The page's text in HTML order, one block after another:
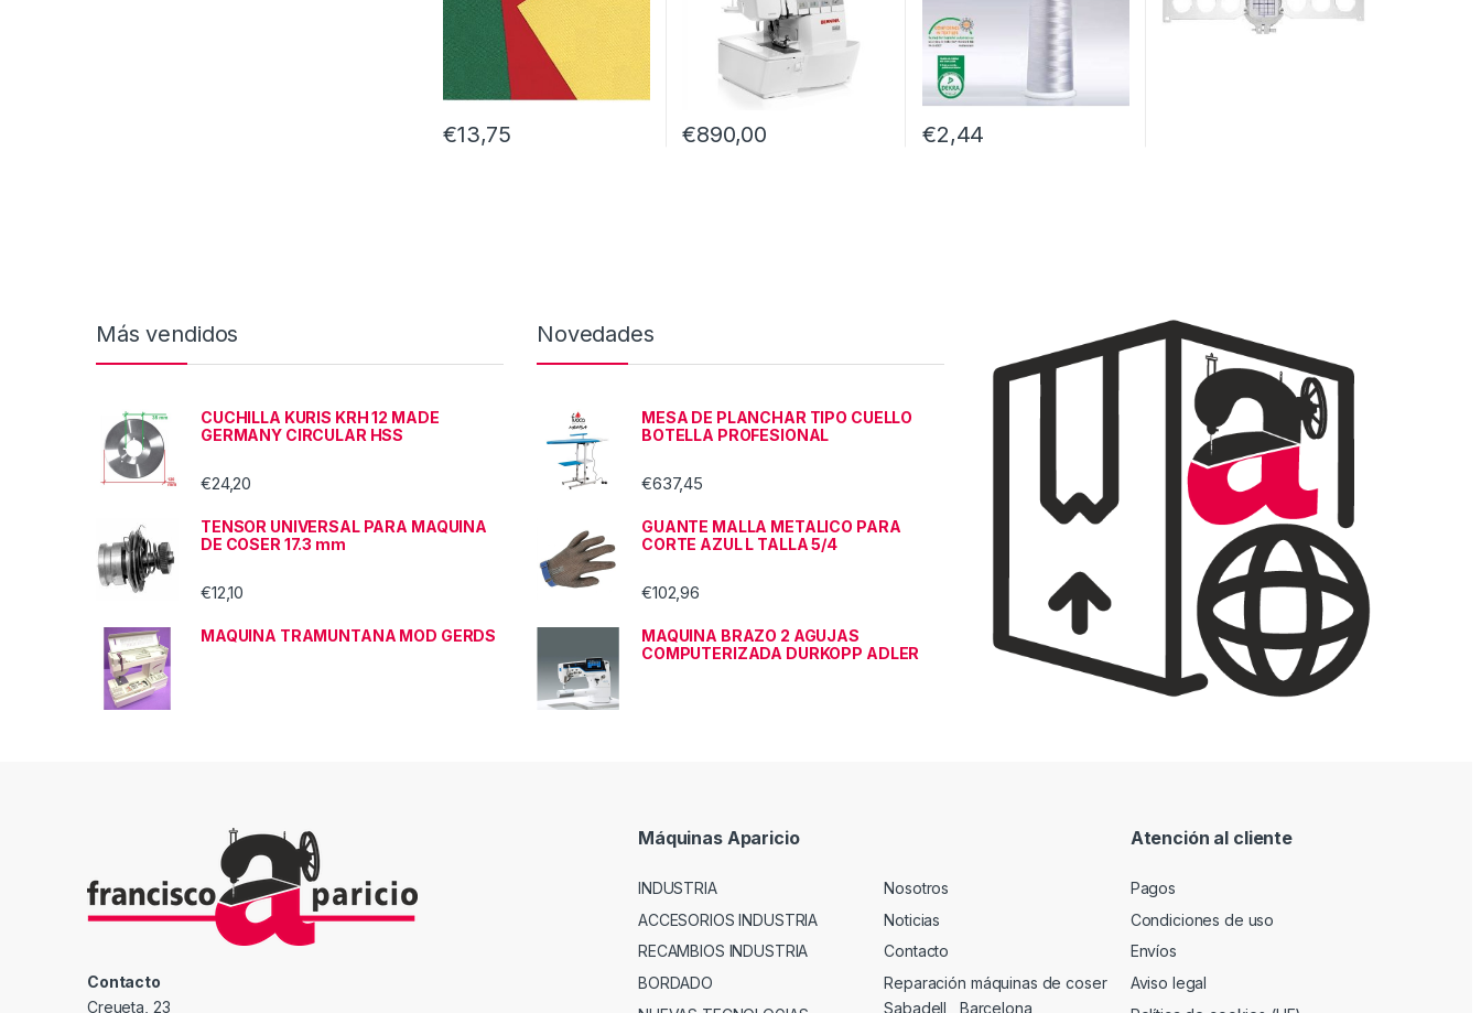
€13,75 €890,00 €2,44
Más vendidos
CUCHILLA KURIS KRH 12 MADE
GERMANY CIRCULAR HSS
€24,20
TENSOR UNIVERSAL PARA MAQUINA
DE COSER 17.3 mm
€12,10
MAQUINA TRAMUNTANA MOD GERDS
Novedades
MESA DE PLANCHAR TIPO CUELLO
BOTELLA PROFESIONAL
€637,45
GUANTE MALLA METALICO PARA
CORTE AZUL L TALLA 5/4
€102,96
MAQUINA BRAZO 2 AGUJAS
COMPUTERIZADA DURKOPP ADLER
Contacto
Creueta, 23
Máquinas Aparicio
INDUSTRIA
ACCESORIOS INDUSTRIA
RECAMBIOS INDUSTRIA
BORDADO
Nosotros
Noticias
Contacto
Reparación máquinas de coser
Sabadell , Barcelona
Atención al cliente
Pagos
Condiciones de uso
Envíos
Aviso legal